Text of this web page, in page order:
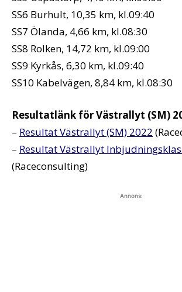
SS6 Burhult, 10,35 km, kl.09:40
SS7 Ölanda, 4,66 km, kl.08:30
SS8 Rolken, 14,72 km, kl.09:00
SS9 Kyrkås, 6,30 km, kl.09:40
SS10 Kabelvägen, 8,84 km, kl.08:30
Resultatlänk för Västrallyt (SM)
– Resultat Västrallyt (SM) 2022
– Resultat Västrallyt
(Raceconsulting)
Annons: